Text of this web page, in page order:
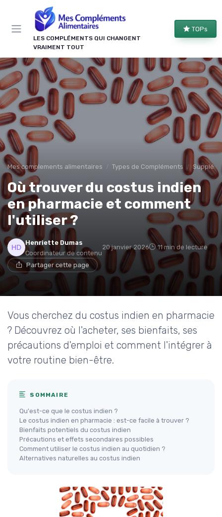
LES COMPLÉMENTS QUI CHANGENT
VRAIMENT TOUT
TOPs
Mes complements alimentaires Types de Compléments
Où trouver du costus indien
en pharmacie et comment
l'utiliser ?
Henriette Dumas
Coordinateur de contenu
20 janvier 2026 11 min de lecture
Partager cette page
Vous cherchez du costus indien en pharmacie
? Découvrez où l'acheter, ses bienfaits, ses
précautions d'emploi et comment l'intégrer à
votre routine bien-être.
SOMMAIRE
Qu'est-ce que le costus indien ?
Le costus indien en pharmacie : est-ce facile à trouver ?
Bienfaits potentiels du costus indien
Précautions et effets secondaires possibles
Comment utiliser le costus indien au quotidien ?
Alternatives naturelles au costus indien
Panneau de gestion des cookies